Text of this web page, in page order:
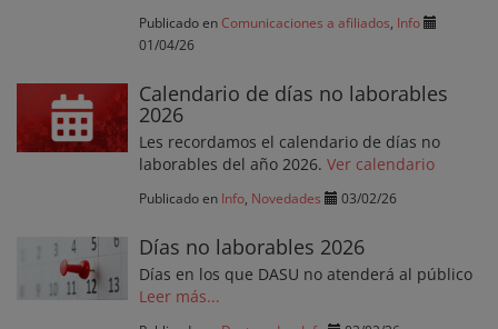
Publicado en Comunicaciones a afiliados Info
01/04/26
Calendario de días no laborables
2026
Les recordamos el calendario de días no
laborables del año 2026. Ver calendario
Publicado en Info Novedades 03/02/26
Días no laborables 2026
Días en los que DASU no atenderá al público
Leer más...